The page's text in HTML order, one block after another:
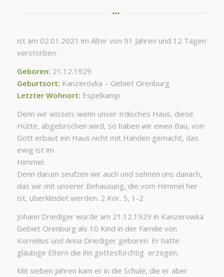
ist am 02.01.2021 im Alter von 91 Jahren und 12 Tagen
verstorben.
Geboren: 21.12.1929
Geburtsort: Kanzerovka – Gebiet Orenburg
Letzter Wohnort: Espelkamp
Denn wir wissen: wenn unser Irdisches Haus, diese
Hütte, abgebrochen wird, so haben wir einen Bau, von
Gott erbaut ein Haus nicht mit Händen gemacht, das
ewig ist im
Denn darum seufzen wir auch und sehnen uns danach,
das wir mit unserer Behausung, die vom Himmel her
ist, überkleidet werden. 2 Kor. 5, 1-2
Johann Driediger wurde am 21.12.1929 in Kanzerowka
Gebiet Orenburg als 10 Kind in der Familie von
Kornelius und Anna Driediger geboren. Er hatte
gläubige Eltern die ihn gottesfürchtig erzogen.
Mit sieben Jahren kam er in die Schule, die er aber